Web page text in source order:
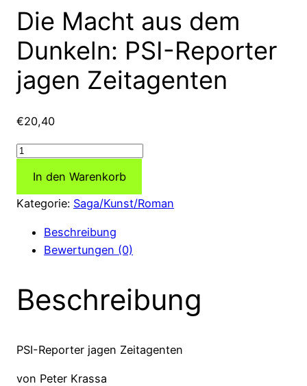
Die Macht aus dem
Dunkeln: PSI-Reporter
jagen Zeitagenten
€20,40
Die
aus
dem
PSI-
Reporter
Zeitagenten
Menge
In den Warenkorb
Kategorie: Saga/Kunst/Roman
Beschreibung
Bewertungen (0)
Beschreibung
PSI-Reporter jagen Zeitagenten
von Peter Krassa